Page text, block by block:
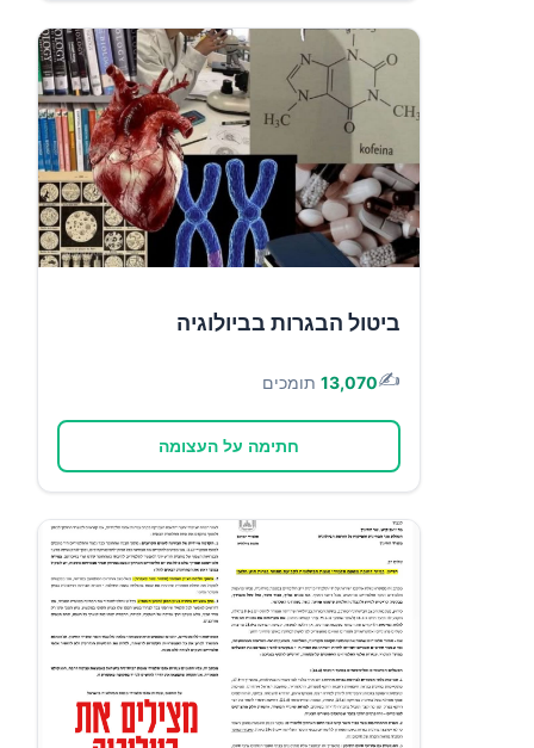
ביטול הבגרות בביולוגיה
✍️
13,070 תומכים
חתימה על העצומה